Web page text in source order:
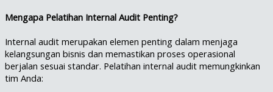
Mengapa Pelatihan Internal Audit Penting?
Internal audit merupakan elemen penting dalam menjaga
kelangsungan bisnis dan memastikan proses operasional
berjalan sesuai standar. Pelatihan internal audit memungkinkan
tim Anda: